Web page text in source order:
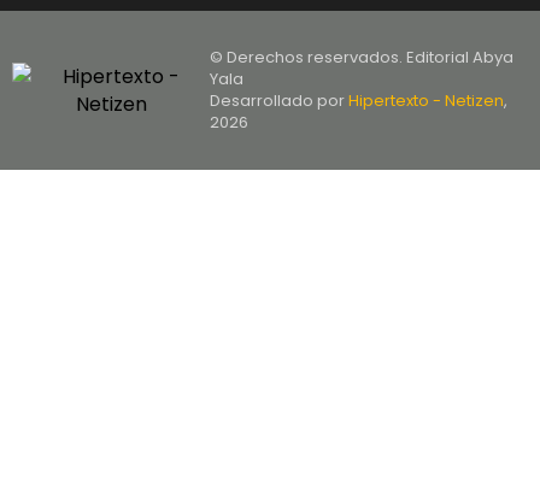
© Derechos reservados. Editorial Abya
Yala
Desarrollado porHipertexto - Netizen,
2026